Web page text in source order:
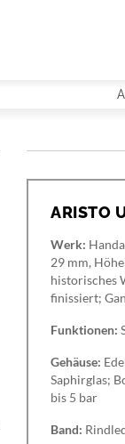
ARISTO
Werk:
29 mm,
historisches
finissiert;
Funktionen:
Gehäuse:
Saphirglas;
bis 5 bar
Band: